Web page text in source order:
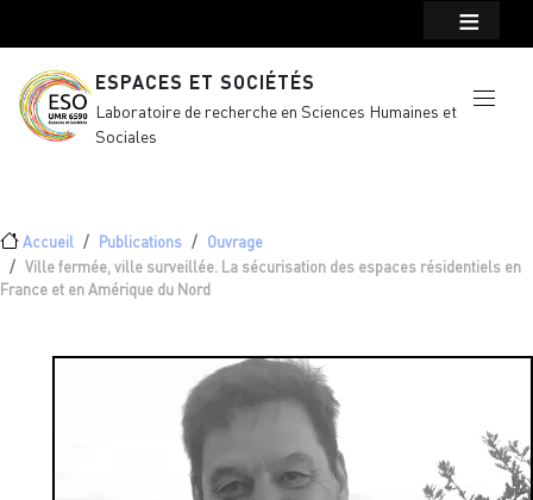
ESPACES ET SOCIÉTÉS
Laboratoire de recherche en Sciences Humaines et
Sociales
Fil d'Ariane
Accueil Publications
Ouvrage
Ville fermée, ville surveillée. La sécurisation des espaces résidentiels en
France et en Amérique du Nord